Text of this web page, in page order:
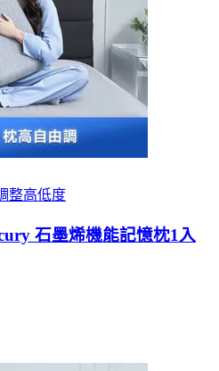
整高低度
石墨烯機能記憶枕1入